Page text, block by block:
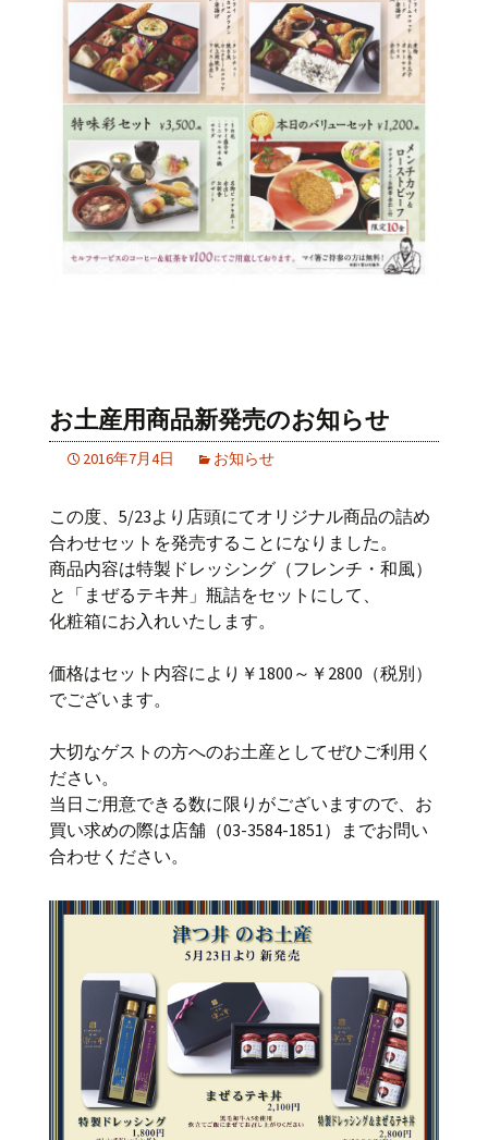
お土産用商品新発売のお知らせ
2016年7月4日 お知らせ
この度、5/23より店頭にてオリジナル商品の詰め
合わせセットを発売することになりました。
商品内容は特製ドレッシング（フレンチ・和風）
と「まぜるテキ丼」瓶詰をセットにして、
化粧箱にお入れいたします。
価格はセット内容により￥1800～￥2800（税別）
でございます。
大切なゲストの方へのお土産としてぜひご利用く
ださい。
当日ご用意できる数に限りがございますので、お
買い求めの際は店舗（03-3584-1851）までお問い
合わせください。